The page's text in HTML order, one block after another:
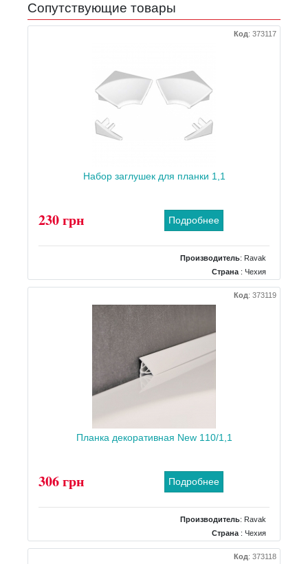
Сопутствующие товары
Код: 373117
Набор заглушек для планки 1,1
230 грн Подробнее
Производитель: Ravak
Страна : Чехия
Код: 373119
Планка декоративная New 110/1,1
306 грн Подробнее
Производитель: Ravak
Страна : Чехия
Код: 373118